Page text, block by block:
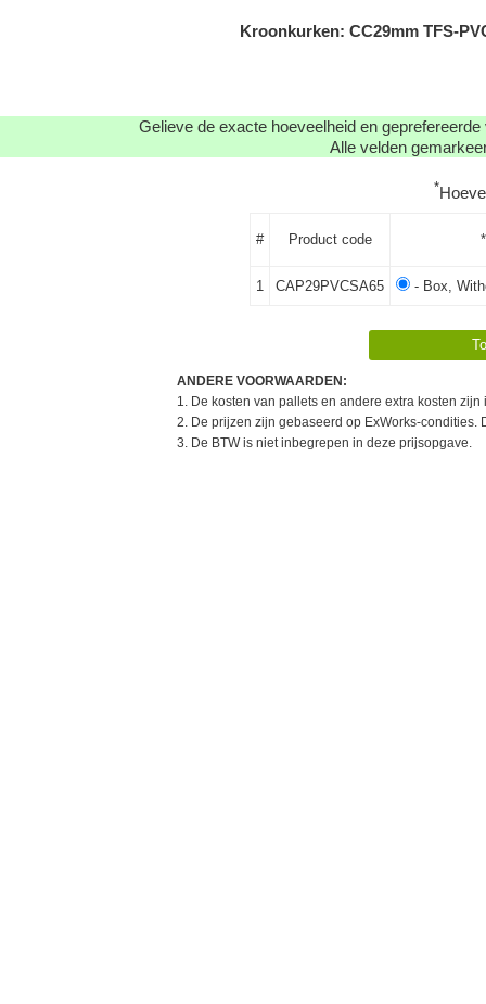
Kroonkurken: CC29mm TFS-
Gelieve de exacte hoeveelheid en
Alle velden
*
# Product code
1 CAP29PVCSA65 - Box,
ANDERE VOORWAARDEN:
1. De kosten van pallets en andere extra kosten
2. De prijzen zijn gebaseerd op ExWorks-condities.
3. De BTW is niet inbegrepen in deze prijsopgave.